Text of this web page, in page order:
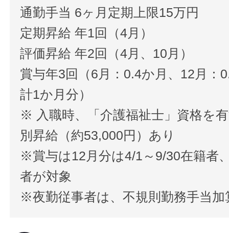
通勤手当 6ヶ月定期上限15万円
定期昇給 年1回（4月）
評価昇給 年2回（4月、10月）
賞与年3回（6月：0.4か月、12月：
計1か月分）
※ 入職時、「介護福祉士」資格を
別昇給（約53,000円）あり
※賞与は12月分は4/1～9/30在籍者
者が対象
※夜勤従事者は、不規則勤務手当加